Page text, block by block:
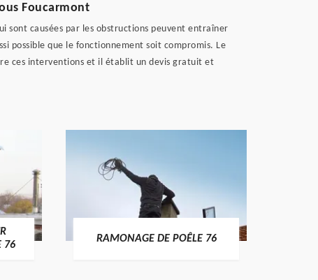
Foucarmont
sont causées par les obstructions peuvent entraîner
possible que le fonctionnement soit compromis. Le
ces interventions et il établit un devis gratuit et
76
RAMONAGE DE POÊLE 76